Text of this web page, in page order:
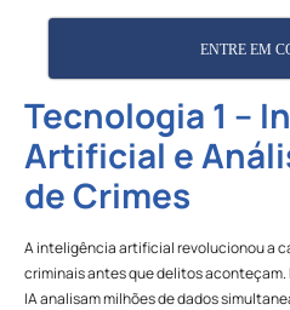
ENTRE EM
Tecnologia 1 –
Artificial e
de Crimes
A inteligência artificial revolucionou a
criminais antes que delitos
IA analisam milhões de dados